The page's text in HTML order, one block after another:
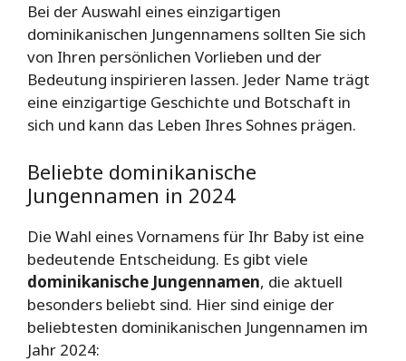
Bei der Auswahl eines einzigartigen
dominikanischen Jungennamens sollten Sie sich
von Ihren persönlichen Vorlieben und der
Bedeutung inspirieren lassen. Jeder Name trägt
eine einzigartige Geschichte und Botschaft in
sich und kann das Leben Ihres Sohnes prägen.
Beliebte dominikanische
Jungennamen in 2024
Die Wahl eines Vornamens für Ihr Baby ist eine
bedeutende Entscheidung. Es gibt viele
dominikanische Jungennamen, die aktuell
besonders beliebt sind. Hier sind einige der
beliebtesten dominikanischen Jungennamen im
Jahr 2024: